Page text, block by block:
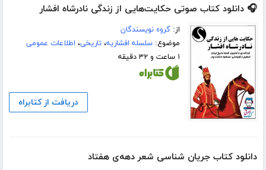
🎧 دانلود کتاب صوتی حکایت‌هایی از زندگی نادرشاه افشار
از:گروه نویسندگان
موضوع:سلسله افشاریه،تاریخی، اطلاعات عمومی
۱ ساعت و ۳۲ دقیقه
دریافت از کتابراه
دانلود کتاب جریان شناسی شعر دهه‌ی هفتاد